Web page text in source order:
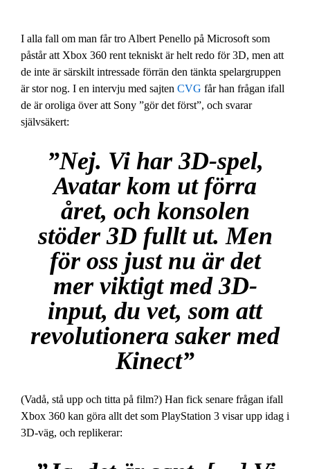
I alla fall om man får tro Albert Penello på Microsoft som
påstår att Xbox 360 rent tekniskt är helt redo för 3D, men att
de inte är särskilt intressade förrän den tänkta spelargruppen
är stor nog. I en intervju med sajten CVG får han frågan ifall
de är oroliga över att Sony ”gör det först”, och svarar
självsäkert:
”Nej. Vi har 3D-spel,
Avatar kom ut förra
året, och konsolen
stöder 3D fullt ut. Men
för oss just nu är det
mer viktigt med 3D-
input, du vet, som att
revolutionera saker med
Kinect”
(Vadå, stå upp och titta på film?) Han fick senare frågan ifall
Xbox 360 kan göra allt det som PlayStation 3 visar upp idag i
3D-väg, och replikerar: